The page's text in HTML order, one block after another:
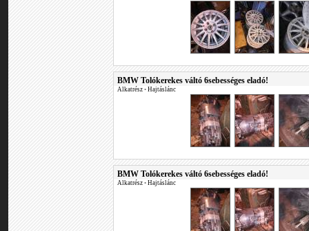
BMW Tolókerekes váltó 6sebességes eladó!
Alkatrész • Hajtáslánc
BMW Tolókerekes váltó 6sebességes eladó!
Alkatrész • Hajtáslánc